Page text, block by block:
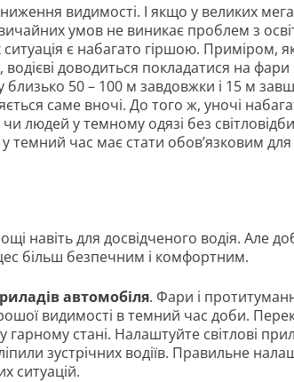
видимості. І якщо у великих
умов не виникає проблем з
ситуація є набагато гіршою. Приміром,
доводиться покладатися на фари і
50 – 100 м завдовжки і 15 м
саме вночі. До того ж, уночі
людей у темному одязі без
темний час має стати обов’язковим
навіть для досвідченого водія. Але
більш безпечним і комфортним.
автомобіля. Фари і
видимості в темний час доби.
стані. Налаштуйте світлові
зустрічних водіїв. Правильне
ситуацій.